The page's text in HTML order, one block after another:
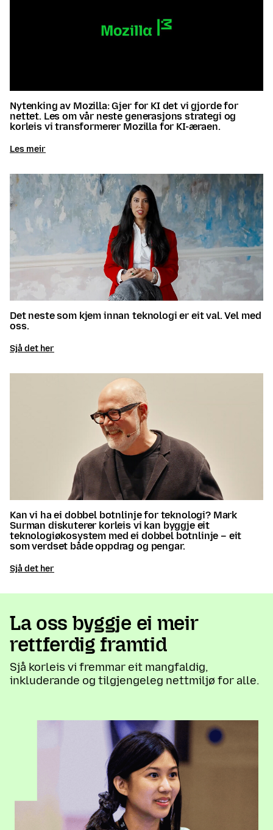
Nytenking av Mozilla: Gjer for KI det vi gjorde for
nettet. Les om vår neste generasjons strategi og
korleis vi transformerer Mozilla for KI-æraen.
Les meir
Det neste som kjem innan teknologi er eit val. Vel med
oss.
Sjå det her
Kan vi ha ei dobbel botnlinje for teknologi? Mark
Surman diskuterer korleis vi kan byggje eit
teknologiøkosystem med ei dobbel botnlinje – eit
som verdset både oppdrag og pengar.
Sjå det her
La oss byggje ei meir
rettferdig framtid
Sjå korleis vi fremmar eit mangfaldig,
inkluderande og tilgjengeleg nettmiljø for alle.